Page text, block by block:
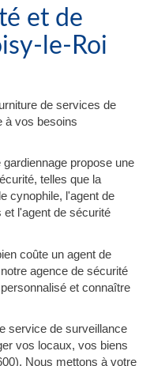
et de
le-Roi
de services de
à vos besoins
propose une
telles que la
cynophile, l'agent de
et l'agent de sécurité
coûte un agent de
agence de sécurité
et connaître
service de surveillance
vos locaux, vos biens
Nous mettons à votre